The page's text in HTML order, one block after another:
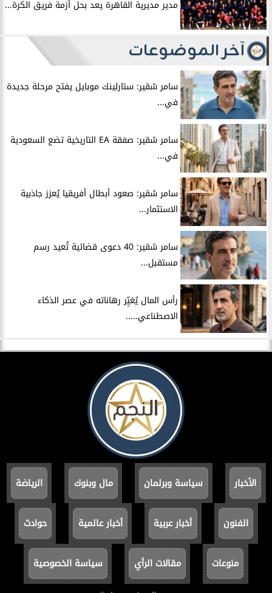
مدير مديرية القاهرة يعد بحل أزمة فريق الكرة...
آخر الموضوعات
سامر شقير: ستارلينك موبايل يفتح مرحلة جديدة
في...
سامر شقير: صفقة EA التاريخية تضع السعودية
في...
سامر شقير: صعود أبطال أفريقيا يُعزز جاذبية
الاستثمار...
سامر شقير: 40 دعوى قضائية تُعيد رسم
مستقبل...
رأس المال يُغيِّر رهاناته في عصر الذكاء
الاصطناعي.....
الأخبار سياسة وبرلمان مال وبنوك الرياضة
الفنون أخبار عربية أخبار عالمية حوادث
منوعات مقالات الرأي سياسة الخصوصية